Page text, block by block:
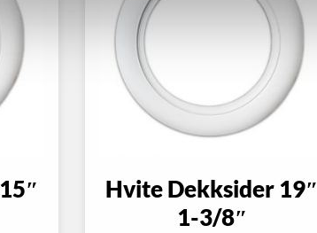
Hvite Dekksider 19″
1-3/8″